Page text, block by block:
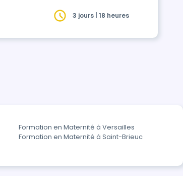
bienveillante et3 jours | 18 heures
Formation en Maternité à Versailles
Formation en Maternité à Saint-Brieuc